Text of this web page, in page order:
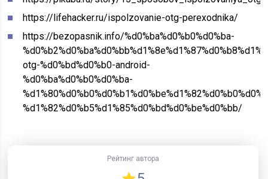
https://lifehacker.ru/ispolzovanie-otg-perexodnika/
https://bezopasnik.info/%d0%ba%d0%b0%d0%ba-
otg-%d0%bd%d0%b0-android-
%d0%ba%d0%b0%d0%ba-
%d1%82%d0%b5%d1%85%d0%bd%d0%be%d0%bb/
Рейтинг автора